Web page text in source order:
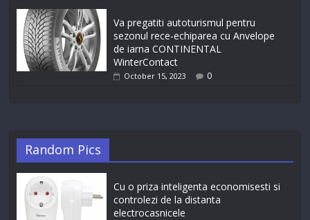
Va pregatiti autoturismul pentru
sezonul rece-echiparea cu Anvelope
de iarna CONTINENTAL
WinterContact
October 15, 2023 0
Random Pics
Cu o priza inteligenta economisesti si
controlezi de la distanta
electrocasnicele